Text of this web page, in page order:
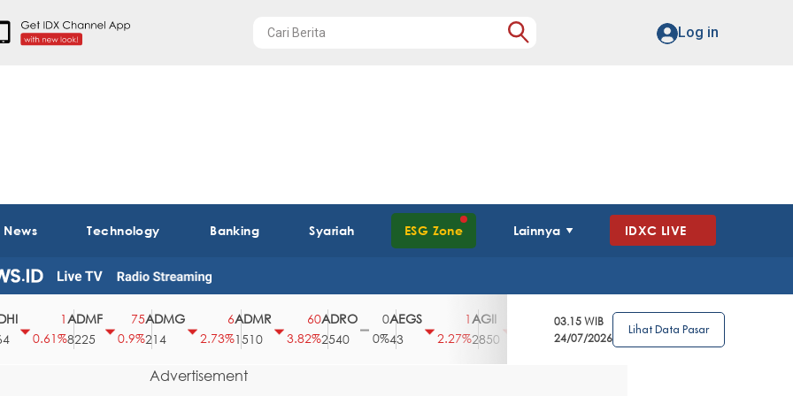
Log in
Technology Banking Syariah ESG Zone Lainnya IDXC LIVE
0.61%
ADMF
8225
75
0.9%
ADMG
214
2.73%
ADMR
1510
3.82%
ADRO
2540
0
0%
AEGS
2.27%2850
100
3.39%
AGRO
4
2.63%
AGRS
62
0%
03.15 WIB
24/07/2026
Lihat Data Pasar
Advertisement